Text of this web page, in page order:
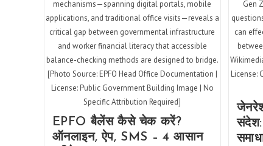
mechanisms—spanning digital portals, mobile
applications, and traditional office visits—reveals a
critical gap between governmental infrastructure
and worker financial literacy that accessible
balance-checking methods are designed to bridge.
[Photo Source: EPFO Head Office Documentation |
License: Public Government Building Image | No
Specific Attribution Required]
EPFO बैलेंस कैसे चेक करें?
ऑनलाइन, ऐप, SMS – 4 आसान
Gen
can
License:
संदेश: